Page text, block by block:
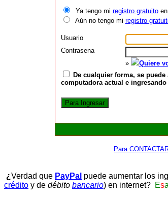
Ya tengo mi registro gratuito
Aún no tengo mi registro
Usuario
Contrasena
»
Quiere
De cualquier forma, se
computadora actual e
Para
¿Verdad que PayPal puede aumentar los
crédito y de débito bancario) en internet? Esa